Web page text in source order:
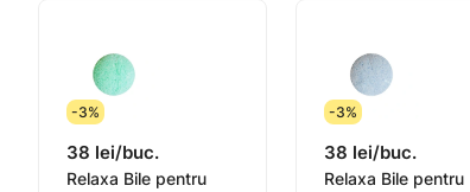
-3%
38 lei/buc.
Relaxa Bile pentru
-3%
38 lei/buc.
Relaxa Bile pentru